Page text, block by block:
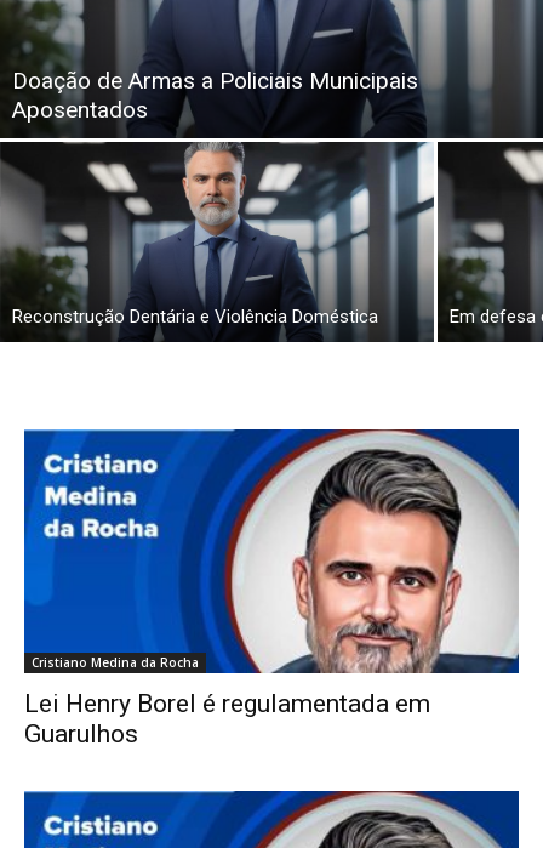
Doação de Armas a Policiais Municipais
Aposentados
Reconstrução Dentária e Violência Doméstica Em defesa
Cristiano Medina da Rocha
Lei Henry Borel é regulamentada em
Guarulhos